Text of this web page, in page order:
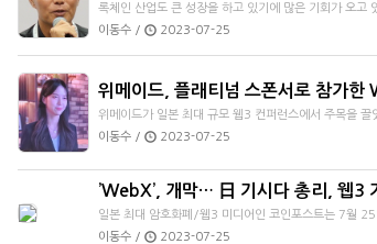
록체인 산업도 큰 성장을 하고 있기에 많은 기회가 오고
이동수 /
2023-07-25
위메이드, 플래티넘 스폰서로 참가한
위메이드가 일본 최대 규모 웹3 컨퍼런스에서 주목을 끌
이동수 /
2023-07-25
’WebX’, 개막… 日 기시다 총리, 웹3
일본 최대 암호화폐/웹3 미디어인 코인포스트는 7월
이동수 /
2023-07-25